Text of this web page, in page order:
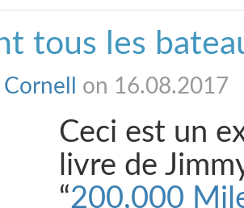
tous les
on 16.08.2017
Ceci est un
livre de
“200,000